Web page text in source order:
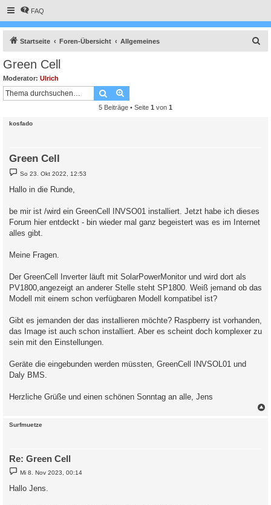
FAQ
Startseite Foren-Übersicht Allgemeines
Green Cell
Moderator: Ulrich
Suche
5 Beiträge • Seite 1 von 1
kosfado
Green Cell
B
e
i
t
g
So 23. Okt 2022, 12:53
Hallo in die Runde,
be mir ist /wird ein GreenCell INVSO01 installiert. Jetzt habe ich dieses
Forum hier entdeckt - bin wieder mal ganz begeistert was es im Internet
alles gibt.
Meine Fragen.
Der GreenCell Inverter läuft mit SolarPowerMonitor und wird dort als
PV1800,angezeigt an anderer Stelle steht SP1800. Weiß jemand ob das
Modell mit einem schon verfügbaren Modell kompatibel ist?
Gibt es jemanden der das installieren möchte? Raspberry ist vorhanden,
das Image ist auch schon installiert. Aber es scheint doch komplexer zu
sein mit den Einstellungen.
Geräte die eingebunden werden müssten, GreenCell INVSOL01 und
Daly BMS.
Herzliche Grüße und einen schönen Sonntag an alle, Jens
Surfmuetze
Re: Green Cell
B
e
i
t
Mi 8. Nov 2023, 00:14
Hallo Jens.